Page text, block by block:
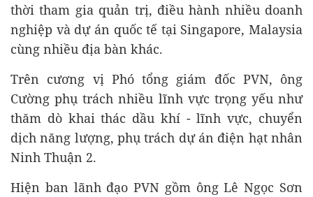
thời tham gia quản trị, điều hành nhiều doanh
nghiệp và dự án quốc tế tại Singapore, Malaysia
cùng nhiều địa bàn khác.
Trên cương vị Phó tổng giám đốc PVN, ông
Cường phụ trách nhiều lĩnh vực trọng yếu như
thăm dò khai thác dầu khí - lĩnh vực, chuyển
dịch năng lượng, phụ trách dự án điện hạt nhân
Ninh Thuận 2.
Hiện ban lãnh đạo PVN gồm ông Lê Ngọc Sơn